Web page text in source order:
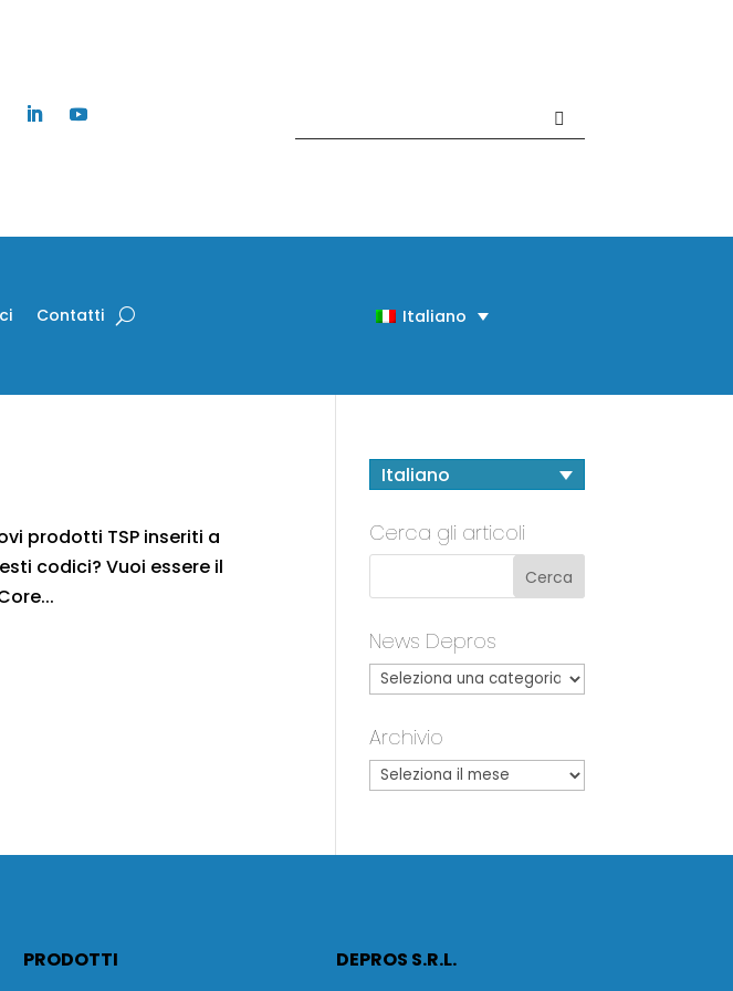
Contatti Italiano
prodotti TSP inseriti a
codici? Vuoi essere il
Italiano
Cerca gli articoli
News Depros
Archivio
PRODOTTI
DEPROS S.R.L.